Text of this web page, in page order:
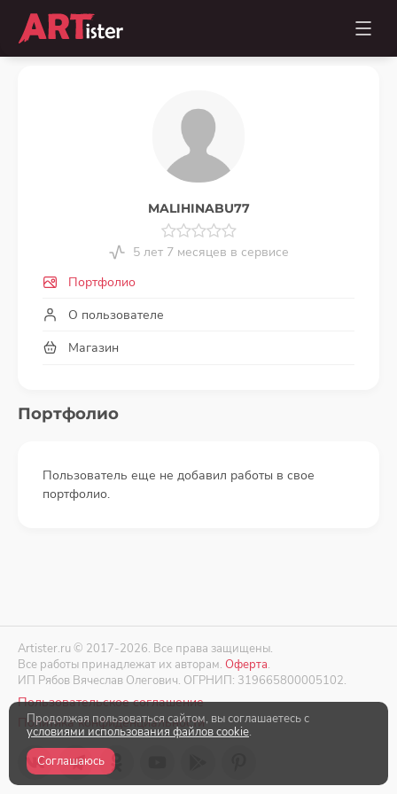
MALIHINABU77
5 лет 7 месяцев в сервисе
Портфолио
О пользователе
Магазин
Портфолио
Пользователь еще не добавил работы в свое
портфолио.
Artister.ru © 2017-2026. Все права защищены.
Все работы принадлежат их авторам. Оферта.
ИП Рябов Вячеслав Олегович. ОГРНИП: 319665800005102.
Пользовательское соглашение
Политика конфиденциальности
Продолжая пользоваться сайтом, вы соглашаетесь с
условиями использования файлов cookie.
Соглашаюсь